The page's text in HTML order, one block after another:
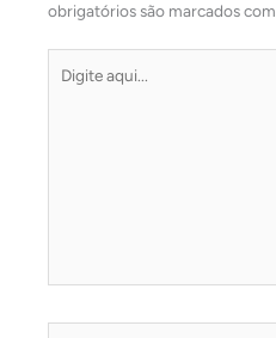
obrigatórios são marcados com
aqui...